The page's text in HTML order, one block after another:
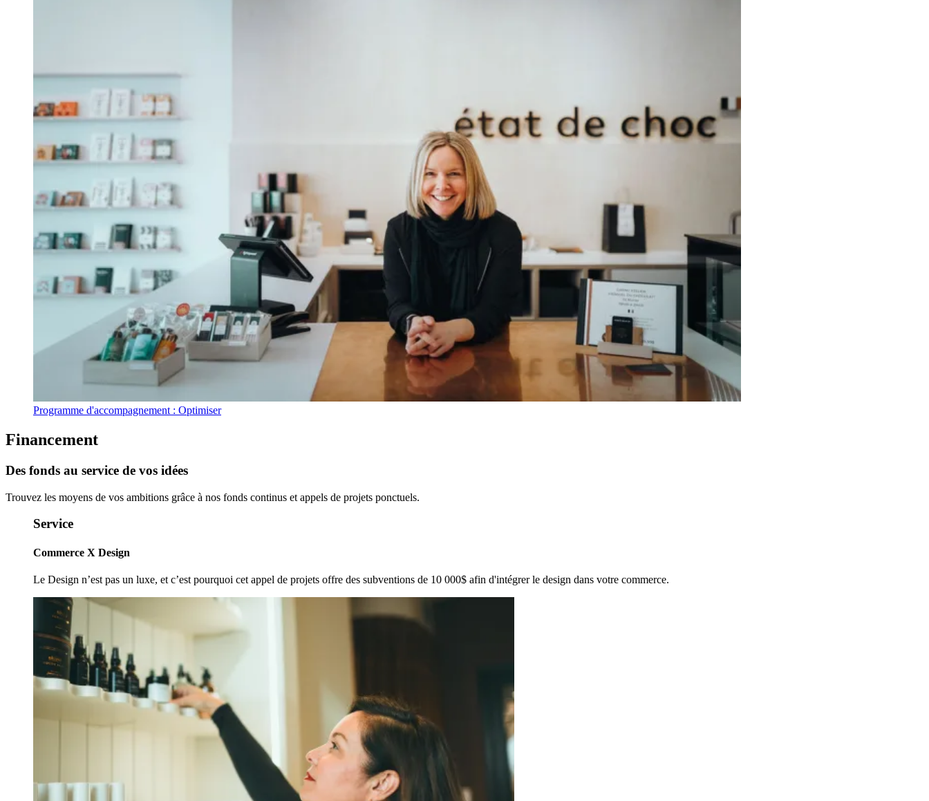
Programme d'accompagnement : Optimiser
Financement
Des fonds au service de vos idées
Trouvez les moyens de vos ambitions grâce à nos fonds continus et appels de projets ponctuels.
Service
Commerce X Design
Le Design n’est pas un luxe, et c’est pourquoi cet appel de projets offre des subventions de 10 000$ afin d'intégrer le design dans votre commerce.